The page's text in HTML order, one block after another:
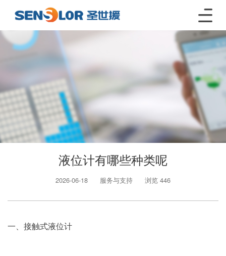
液位计有哪些种类呢
2026-06-18 服务与支持 浏览 446
一、接触式液位计